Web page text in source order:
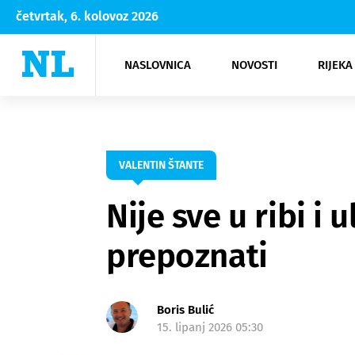
četvrtak, 6. kolovoz 2026
NASLOVNICA NOVOSTI
Rijeka Opatija
NK
Moda
Kultura
VALENTIN ŠTANTE
Nije sve u ribi i
prepoznati
Boris Bulić
15. lipanj 2026 05:30